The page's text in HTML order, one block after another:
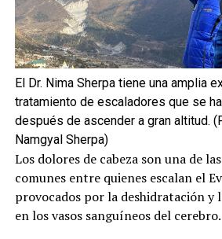
El Dr. Nima Sherpa tiene una amplia
tratamiento de escaladores que se
después de ascender a gran altitud.
Namgyal Sherpa)
Los dolores de cabeza son una de
comunes entre quienes escalan el
provocados por la deshidratación y
en los vasos sanguíneos del cerebro.